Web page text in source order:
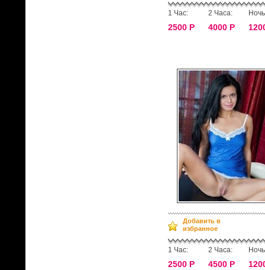
1 Час:
2500 Р
2 Часа:
4000 Р
Добавить в
избранное
1 Час:
2500 Р
2 Часа:
4500 Р